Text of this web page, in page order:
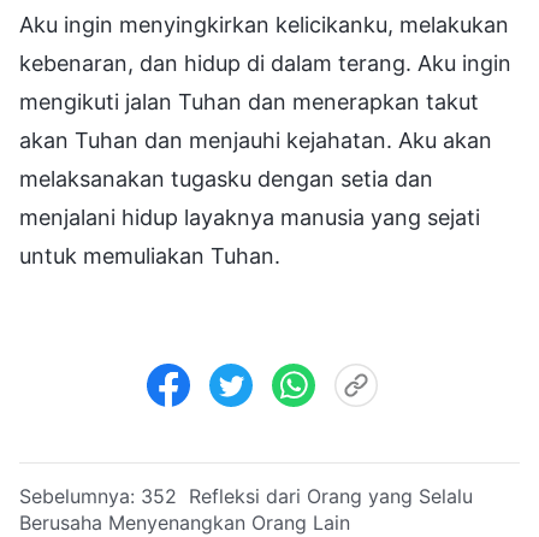
Aku ingin menyingkirkan kelicikanku, melakukan
kebenaran, dan hidup di dalam terang. Aku ingin
mengikuti jalan Tuhan dan menerapkan takut
akan Tuhan dan menjauhi kejahatan. Aku akan
melaksanakan tugasku dengan setia dan
menjalani hidup layaknya manusia yang sejati
untuk memuliakan Tuhan.
Sebelumnya: 352 Refleksi dari Orang yang Selalu
Berusaha Menyenangkan Orang Lain